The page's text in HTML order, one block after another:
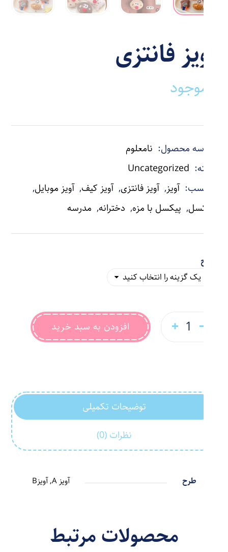
آویز فانتزی
ناموجود
شناسه محصول: نامعلوم
دسته: Uncategorized
برچسب: آویز, آویز فانتزی, آویز کیف, آویز موبایل,
پیکسل, پیکسل با مزه, دخترانه, مدرسه
طرح
افزودن به سبد خرید
توضیحات تکمیلی
نظرات (0)
طرح آویز A, آویزB
محصولات مرتبط